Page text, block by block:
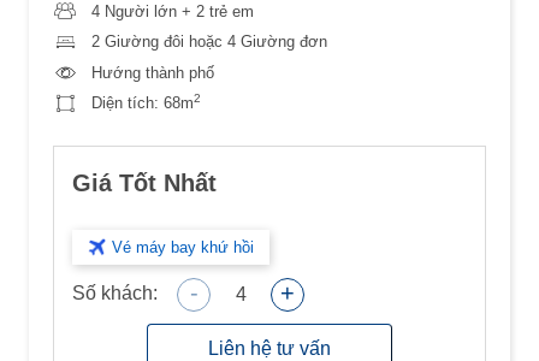
4 Người lớn + 2 trẻ em
2 Giường đôi hoặc 4 Giường đơn
Hướng thành phố
Diện tích: 68m2
Giá Tốt Nhất
Vé máy bay khứ hồi
Số khách: - 4 +
Liên hệ tư vấn